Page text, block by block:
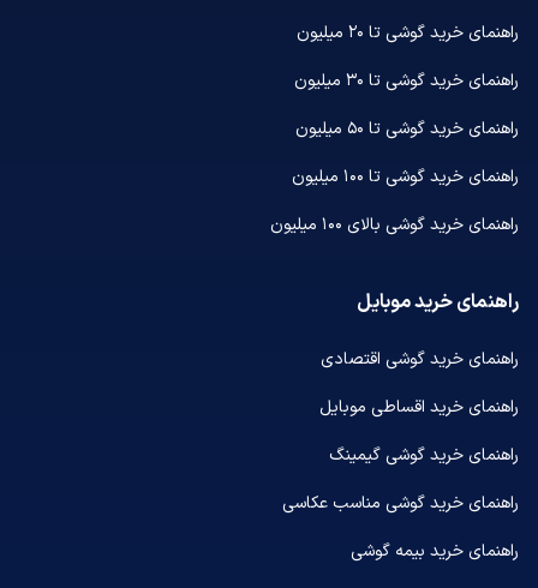
راهنمای خرید گوشی تا ۲۰ میلیون
راهنمای خرید گوشی تا ۳۰ میلیون
راهنمای خرید گوشی تا ۵۰ میلیون
راهنمای خرید گوشی تا ۱۰۰ میلیون
راهنمای خرید گوشی بالای ۱۰۰ میلیون
راهنمای خرید موبایل
راهنمای خرید گوشی اقتصادی
راهنمای خرید اقساطی موبایل
راهنمای خرید گوشی گیمینگ
راهنمای خرید گوشی مناسب عکاسی
راهنمای خرید بیمه گوشی